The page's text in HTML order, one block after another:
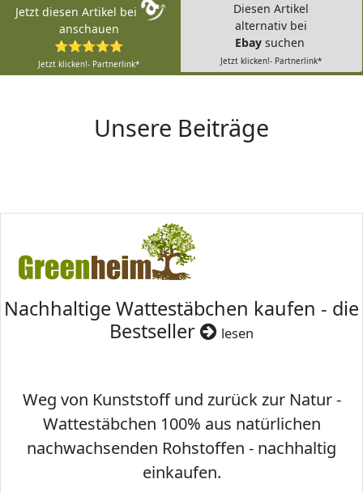
Jetzt diesen Artikel bei
anschauen
⭐⭐⭐⭐⭐
Jetzt klicken!- Partnerlink*
Diesen Artikel
alternativ bei
Ebay suchen
Jetzt klicken!- Partnerlink*
Unsere Beiträge
Nachhaltige Wattestäbchen kaufen - die
Bestseller
lesen
Weg von Kunststoff und zurück zur Natur -
Wattestäbchen 100% aus natürlichen
nachwachsenden Rohstoffen - nachhaltig
einkaufen.